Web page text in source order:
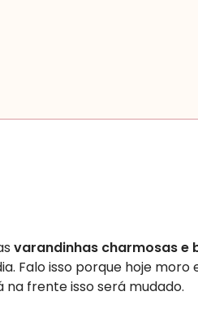
varandinhas charmosas e
Falo isso porque hoje
na frente isso será mudado.